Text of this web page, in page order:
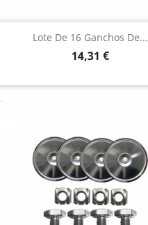
Lote De 16 Ganchos De...
Precio
14,31 €